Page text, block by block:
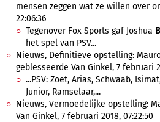
mensen zeggen wat ze willen over
22:06:36
Tegenover Fox Sports gaf Joshua
het spel van PSV...
Nieuws, Definitieve opstelling:
geblesseerde Van Ginkel, 7 februari
...PSV: Zoet, Arias, Schwaab,
Junior, Ramselaar,...
Nieuws, Vermoedelijke opstelling:
Van Ginkel, 7 februari 2018, 07:22:50